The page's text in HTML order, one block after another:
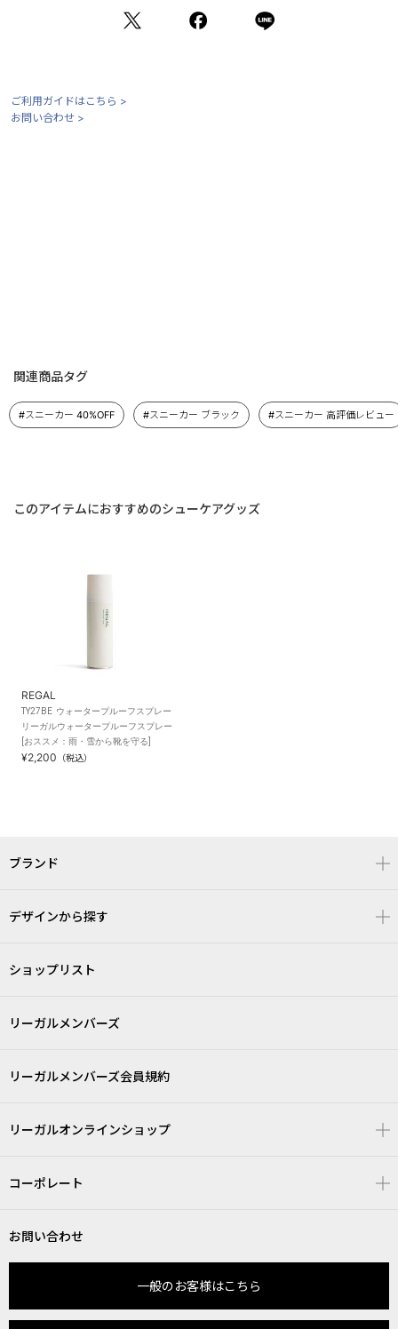
ご利用ガイドはこちら >
お問い合わせ >
関連商品タグ
#スニーカー 40%OFF #スニーカー ブラック #スニーカー 高評価レビュー
このアイテムにおすすめのシューケアグッズ
REGAL
TY27BE ウォータープルーフスプレー
リーガルウォータープルーフスプレー
[おススメ：雨・雪から靴を守る]
¥2,200 （税込）
ブランド
デザインから探す
ショップリスト
リーガルメンバーズ
リーガルメンバーズ会員規約
リーガルオンラインショップ
コーポレート
お問い合わせ
一般のお客様はこちら